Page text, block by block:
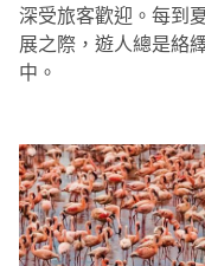
深受旅客歡迎。每到
展之際，遊人總是絡
中。